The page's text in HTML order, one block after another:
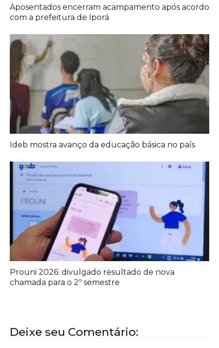
Aposentados encerram acampamento após acordo
com a prefeitura de Iporá
Ideb mostra avanço da educação básica no país
Prouni 2026: divulgado resultado de nova
chamada para o 2º semestre
Deixe seu Comentário: